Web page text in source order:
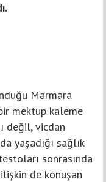
Marmara
mektup kaleme
değil, vicdan
yaşadığı sağlık
sonrasında
de konuşan